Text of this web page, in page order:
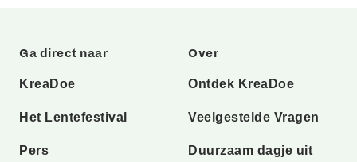
Ga direct naar
KreaDoe
Het Lentefestival
Pers
Over
Ontdek KreaDoe
Veelgestelde Vragen
Duurzaam dagje uit